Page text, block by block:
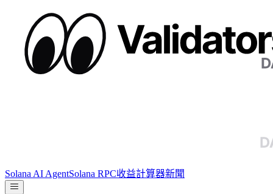
Solana AI AgentSolana RPC收益計算器新聞